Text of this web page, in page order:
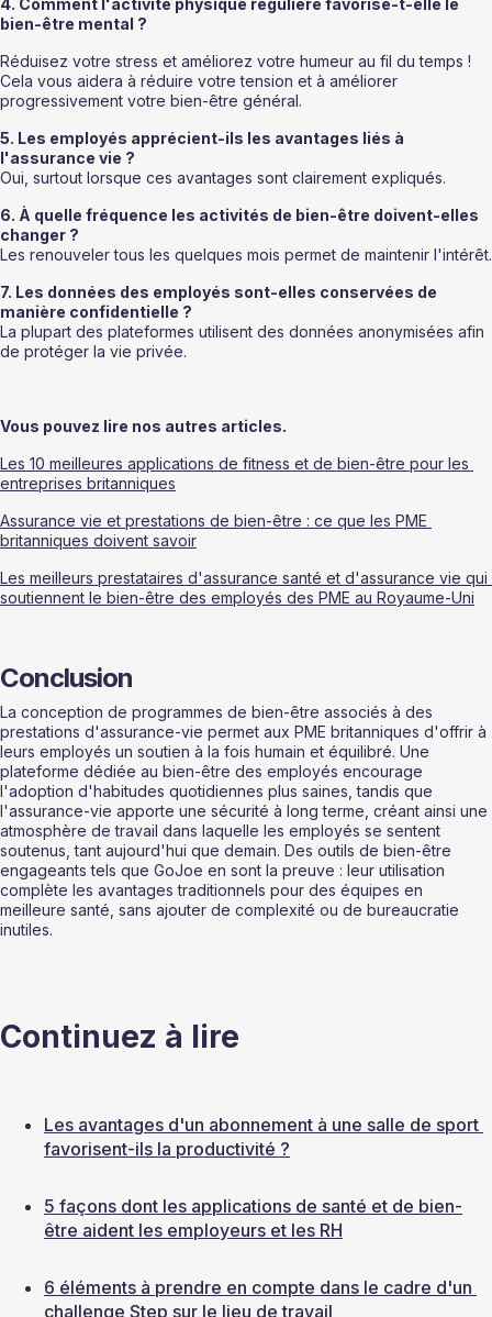
4. Comment l'activité physique régulière favorise-t-elle le
bien-être mental ?
Réduisez votre stress et améliorez votre humeur au fil du temps !
Cela vous aidera à réduire votre tension et à améliorer
progressivement votre bien-être général.
5. Les employés apprécient-ils les avantages liés à
l'assurance vie ?
Oui, surtout lorsque ces avantages sont clairement expliqués.
6. À quelle fréquence les activités de bien-être doivent-elles
changer ?
Les renouveler tous les quelques mois permet de maintenir l'intérêt.
7. Les données des employés sont-elles conservées de
manière confidentielle ?
La plupart des plateformes utilisent des données anonymisées afin
de protéger la vie privée.
Vous pouvez lire nos autres articles.
Les 10 meilleures applications de fitness et de bien-être pour les
entreprises britanniques
Assurance vie et prestations de bien-être : ce que les PME
britanniques doivent savoir
Les meilleurs prestataires d'assurance santé et d'assurance vie qui
soutiennent le bien-être des employés des PME au Royaume-Uni
Conclusion
La conception de programmes de bien-être associés à des
prestations d'assurance-vie permet aux PME britanniques d'offrir à
leurs employés un soutien à la fois humain et équilibré. Une
plateforme dédiée au bien-être des employés encourage
l'adoption d'habitudes quotidiennes plus saines, tandis que
l'assurance-vie apporte une sécurité à long terme, créant ainsi une
atmosphère de travail dans laquelle les employés se sentent
soutenus, tant aujourd'hui que demain. Des outils de bien-être
engageants tels que GoJoe en sont la preuve : leur utilisation
complète les avantages traditionnels pour des équipes en
meilleure santé, sans ajouter de complexité ou de bureaucratie
inutiles.
Continuez à lire
Les avantages d'un abonnement à une salle de sport
favorisent-ils la productivité ?
5 façons dont les applications de santé et de bien-
être aident les employeurs et les RH
6 éléments à prendre en compte dans le cadre d'un
challenge Step sur le lieu de travail